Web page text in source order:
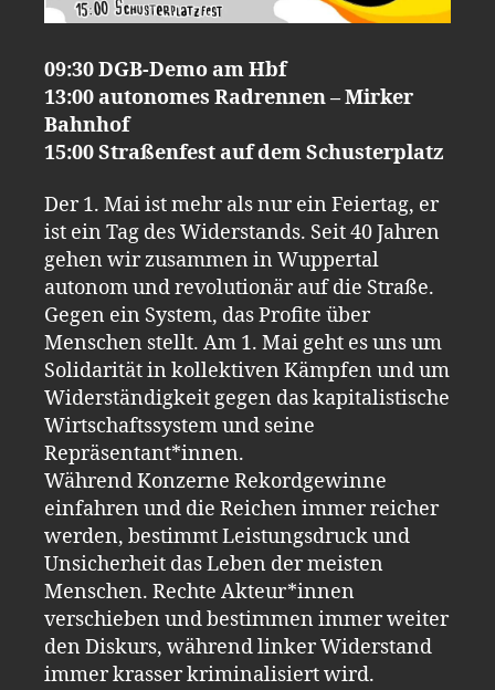
09:30 DGB-Demo am Hbf
13:00 autonomes Radrennen – Mirker
Bahnhof
15:00 Straßenfest auf dem Schusterplatz
Der 1. Mai ist mehr als nur ein Feiertag, er
ist ein Tag des Widerstands. Seit 40 Jahren
gehen wir zusammen in Wuppertal
autonom und revolutionär auf die Straße.
Gegen ein System, das Profite über
Menschen stellt. Am 1. Mai geht es uns um
Solidarität in kollektiven Kämpfen und um
Widerständigkeit gegen das kapitalistische
Wirtschaftssystem und seine
Repräsentant*innen.
Während Konzerne Rekordgewinne
einfahren und die Reichen immer reicher
werden, bestimmt Leistungsdruck und
Unsicherheit das Leben der meisten
Menschen. Rechte Akteur*innen
verschieben und bestimmen immer weiter
den Diskurs, während linker Widerstand
immer krasser kriminalisiert wird.